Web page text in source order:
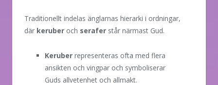
Traditionellt indelas änglarnas hierarki i ordningar,
där keruber och serafer står närmast Gud.
Keruber representeras ofta med flera
ansikten och vingpar och symboliserar
Guds allvetenhet och allmakt.